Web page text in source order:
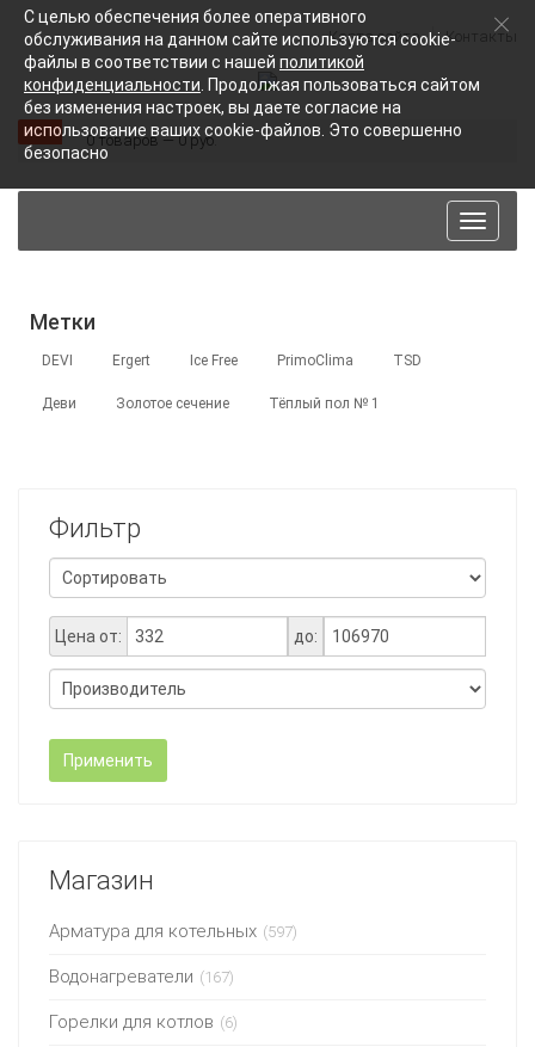
Карта сайта Контакты
0 товаров — 0 руб.
Toggle
Метки
DEVI Ergert Ice Free PrimoClima TSD
Деви Золотое сечение Тёплый пол № 1
Фильтр
Цена от: до:
Применить
Магазин
Арматура для котельных (597)
Водонагреватели (167)
Горелки для котлов (6)
С целью обеспечения более оперативного
обслуживания на данном сайте используются cookie-
файлы в соответствии с нашей политикой
конфиденциальности . Продолжая пользоваться сайтом
без изменения настроек, вы даете согласие на
использование ваших cookie-файлов. Это совершенно
безопасно